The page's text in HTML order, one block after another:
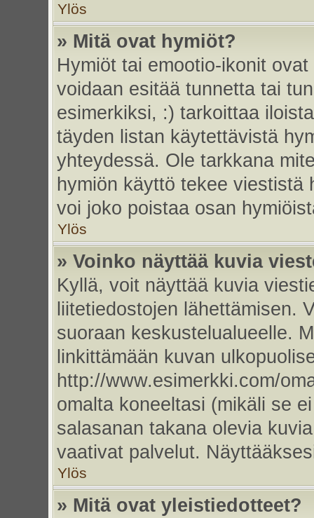
Ylös
» Mitä ovat hymiöt?
Hymiöt tai emootio-ikonit
voidaan esitää tunnetta tai
esimerkiksi, :) tarkoittaa
täyden listan käytettävistä
yhteydessä. Ole tarkkana
hymiön käyttö tekee viestistä
voi joko poistaa osan
Ylös
» Voinko näyttää kuvia
Kyllä, voit näyttää kuvia
liitetiedostojen lähettämisen.
suoraan keskustelualueelle.
linkittämään kuvan
http://www.esimerkki.com/
omalta koneeltasi (mikäli se
salasanan takana olevia
vaativat palvelut.
Ylös
» Mitä ovat yleistiedotteet?